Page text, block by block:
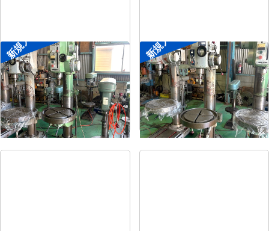
新規入荷
直立ボール盤
メーカー 森精機
形 式YD2-55
年 式-
新規入荷
直立ボール盤
メーカー 吉良
形 式 KRTG-540
年 式 -